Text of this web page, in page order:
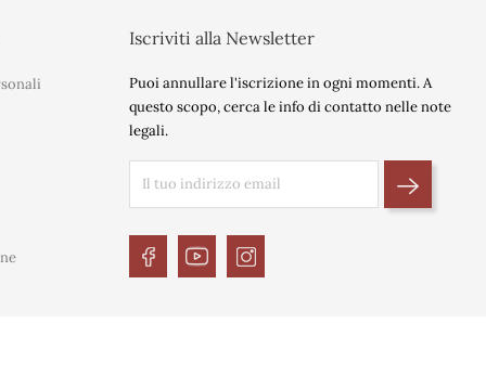
Iscriviti alla Newsletter
Puoi annullare l'iscrizione in ogni momenti. A
questo scopo, cerca le info di contatto nelle note
legali.